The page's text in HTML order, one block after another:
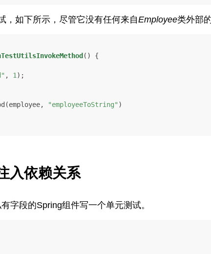
，如下所示，尽管它没有任何来自Employee类外部
()
{
, 1);
"employeeToString" )
入依赖关系
字段的Spring组件写一个单元测试。